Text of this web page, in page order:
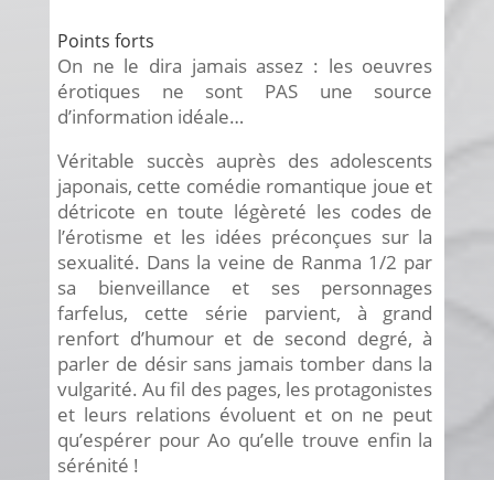
Points forts
On ne le dira jamais assez : les oeuvres
érotiques ne sont PAS une source
d’information idéale…
Véritable succès auprès des adolescents
japonais, cette comédie romantique joue et
détricote en toute légèreté les codes de
l’érotisme et les idées préconçues sur la
sexualité. Dans la veine de Ranma 1/2 par
sa bienveillance et ses personnages
farfelus, cette série parvient, à grand
renfort d’humour et de second degré, à
parler de désir sans jamais tomber dans la
vulgarité. Au fil des pages, les protagonistes
et leurs relations évoluent et on ne peut
qu’espérer pour Ao qu’elle trouve enfin la
sérénité !